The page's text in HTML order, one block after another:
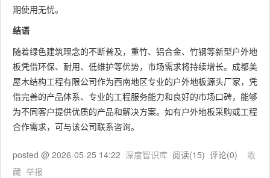
期使用无忧。
结语
随着绿色建筑理念的不断普及，重竹、铝合金、竹钢等新型户外地
板凭借环保、耐用、低维护等优势，市场需求将持续增长。成都美
屋木结构工程有限公司作为西南地区专业的户外地板源头厂家，凭
借完善的产品体系、专业的工程服务能力和良好的市场口碑，能够
为不同客户提供优质的产品和解决方案。如有户外地板采购或工程
合作需求，可与该公司联系咨询。
posted @ 2026-05-25 14:22 深度智识库 阅读(15) 评论(0) 收
藏 举报